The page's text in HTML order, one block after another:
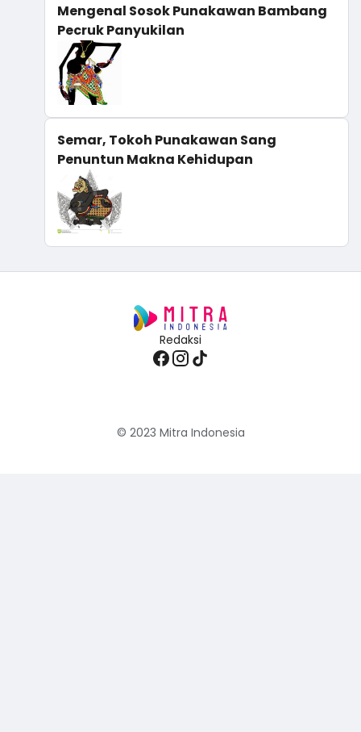
Mengenal Sosok Punakawan Bambang
Pecruk Panyukilan
Semar, Tokoh Punakawan Sang
Penuntun Makna Kehidupan
Redaksi
© 2023 Mitra Indonesia